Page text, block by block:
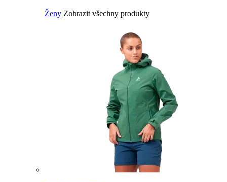
Ženy Zobrazit všechny produkty